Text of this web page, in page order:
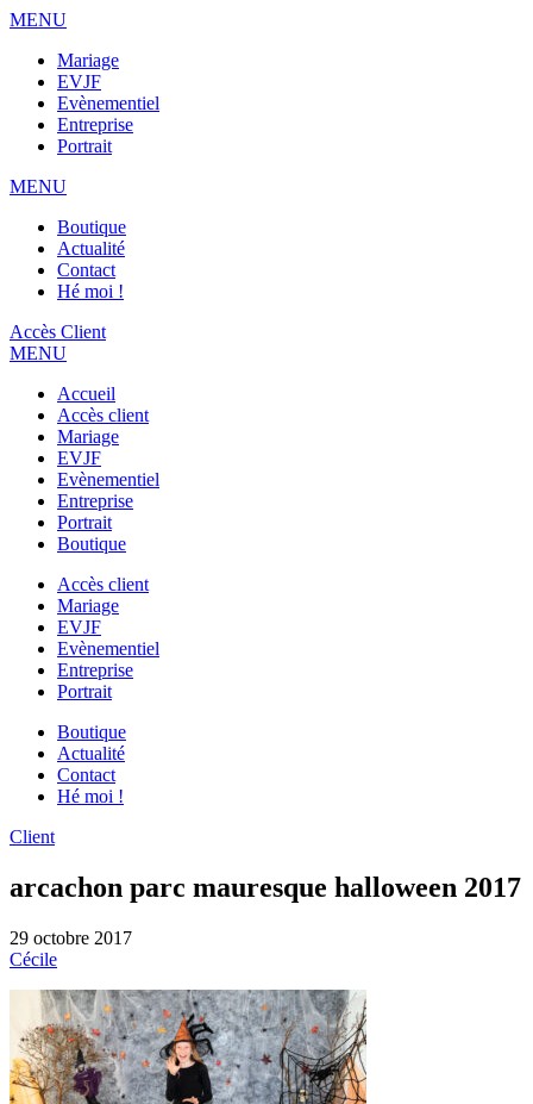
MENU
Mariage
EVJF
Evènementiel
Entreprise
Portrait
MENU
Boutique
Actualité
Contact
Hé moi !
Accès Client
MENU
Accueil
Accès client
Mariage
EVJF
Evènementiel
Entreprise
Portrait
Boutique
Accès client
Mariage
EVJF
Evènementiel
Entreprise
Portrait
Boutique
Actualité
Contact
Hé moi !
Client
arcachon parc mauresque halloween 2017
29 octobre 2017
Cécile